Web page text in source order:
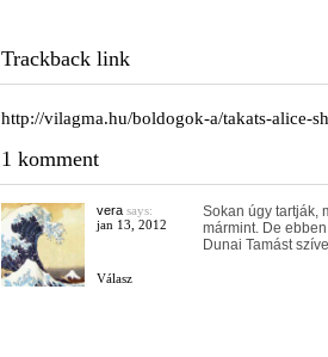
Trackback link
http://vilagma.hu/boldogok-a/takats-alice-
1 komment
verasays:
jan 13, 2012
Válasz
Sokan úgy tartják,
mármint. De
Dunai Tamást